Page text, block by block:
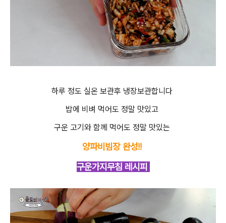
하루 정도 실온 보관후 냉장보관합니다
밥에 비벼 먹어도 정말 맛있고
구운 고기와 함께 먹어도 정말 맛있는
양파비빔장 완성!!
구운가지무침 레시피